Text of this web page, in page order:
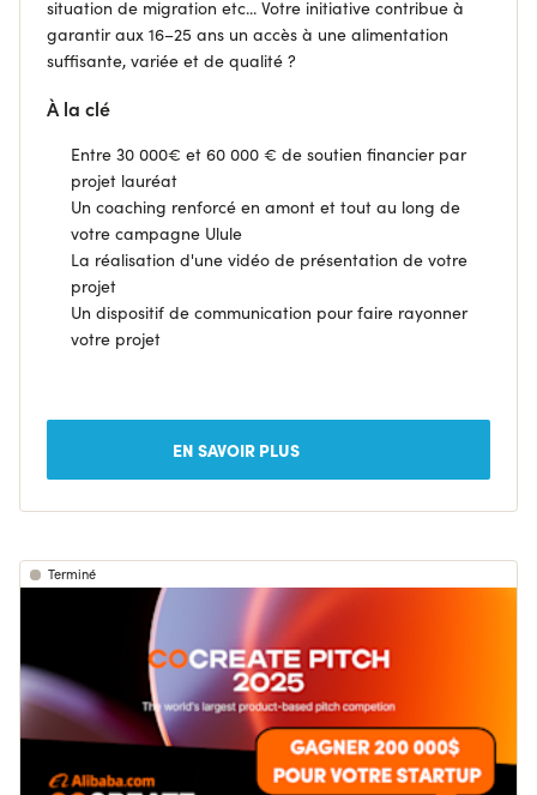
situation de migration etc... Votre initiative contribue à
garantir aux 16–25 ans un accès à une alimentation
suffisante, variée et de qualité ?
À la clé
Entre 30 000€ et 60 000 € de soutien financier par
projet lauréat
Un coaching renforcé en amont et tout au long de
votre campagne Ulule
La réalisation d'une vidéo de présentation de votre
projet
Un dispositif de communication pour faire rayonner
votre projet
EN SAVOIR PLUS
Terminé